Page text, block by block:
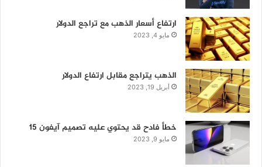
ارتفاع أسعار الذهب مع تراجع الدولار
مايو 4, 2023
الذهب يتراجع مقابل ارتفاع الدولار
أبريل 19, 2023
خطأ فادح قد يحتوي عليه تصميم آيفون 15
مايو 9, 2023